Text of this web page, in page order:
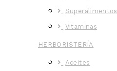
Superalimentos
Vitaminas
HERBORISTERÍA
Aceites